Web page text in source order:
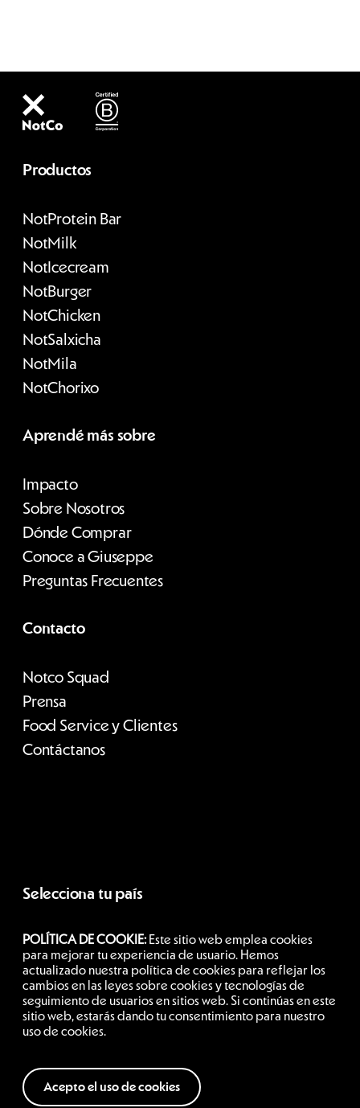
Productos
NotProtein Bar
NotMilk
NotIcecream
NotBurger
NotChicken
NotSalxicha
NotMila
NotChorixo
Aprendé más sobre
Impacto
Sobre Nosotros
Dónde Comprar
Conoce a Giuseppe
Preguntas Frecuentes
Contacto
Notco Squad
Prensa
Food Service y Clientes
Contáctanos
Selecciona tu país
Argentina
Siguenos
POLÍTICA DE COOKIE:Este sitio web emplea cookies
para mejorar tu experiencia de usuario. Hemos
actualizado nuestra política de cookies para reflejar los
cambios en las leyes sobre cookies y tecnologías de
seguimiento de usuarios en sitios web. Si continúas en este
sitio web, estarás dando tu consentimiento para nuestro
uso de cookies.
Acepto el uso de cookies